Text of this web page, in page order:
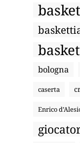
bologna
caserta
Enrico